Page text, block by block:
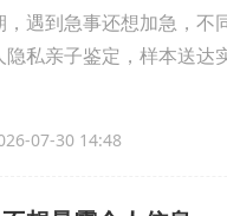
到急事还想加急，不
亲子鉴定，样本送达
07-30 14:48